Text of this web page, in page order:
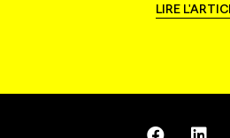
LIRE